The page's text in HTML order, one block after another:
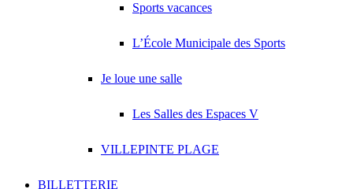
Sports vacances
L’École Municipale des Sports
Je loue une salle
Les Salles des Espaces V
VILLEPINTE PLAGE
BILLETTERIE